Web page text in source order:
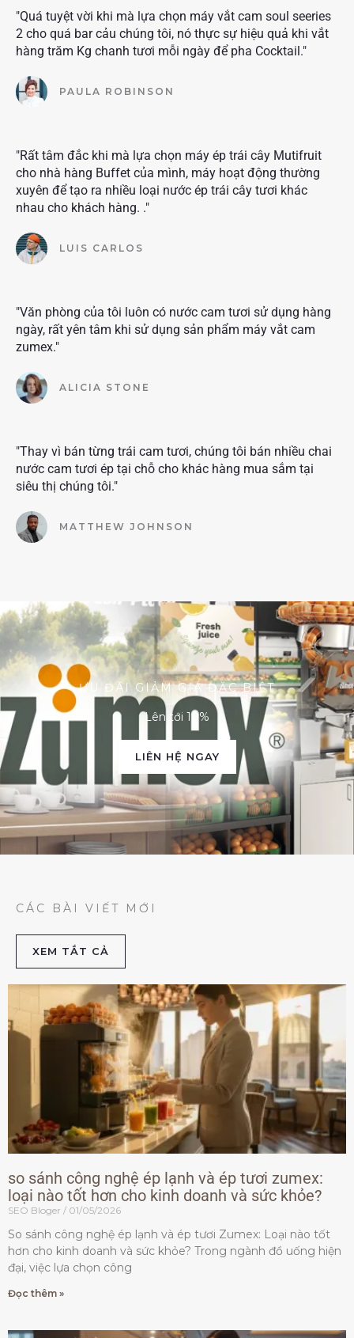
"Quá tuyệt vời khi mà lựa chọn máy vắt cam soul seeries
2 cho quá bar cảu chúng tôi, nó thực sự hiệu quả khi vắt
hàng trăm Kg chanh tươi mỗi ngày để pha Cocktail."
PAULA ROBINSON
"Rất tâm đắc khi mà lựa chọn máy ép trái cây Mutifruit
cho nhà hàng Buffet của mình, máy hoạt động thường
xuyên để tạo ra nhiều loại nước ép trái cây tươi khác
nhau cho khách hàng. ."
LUIS CARLOS
"Văn phòng của tôi luôn có nước cam tươi sử dụng hàng
ngày, rất yên tâm khi sử dụng sản phẩm máy vắt cam
zumex."
ALICIA STONE
"Thay vì bán từng trái cam tươi, chúng tôi bán nhiều chai
nước cam tươi ép tại chỗ cho khác hàng mua sắm tại
siêu thị chúng tôi."
MATTHEW JOHNSON
ƯU ĐÃI GIẢM GIÁ ĐẶC BIỆT
Lên tới 10%
LIÊN HỆ NGAY
CÁC BÀI VIẾT MỚI
XEM TẮT CẢ
so sánh công nghệ ép lạnh và ép tươi zumex:
loại nào tốt hơn cho kinh doanh và sức khỏe?
SEO Bloger 01/05/2026
So sánh công nghệ ép lạnh và ép tươi Zumex: Loại nào tốt
hơn cho kinh doanh và sức khỏe? Trong ngành đồ uống hiện
đại, việc lựa chọn công
Đọc thêm »